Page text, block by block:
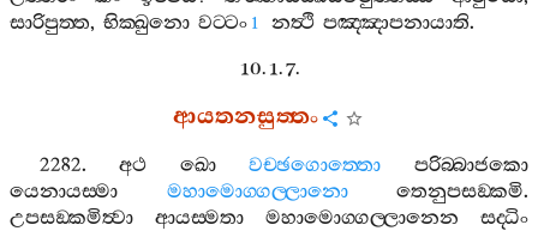
සාරිපුත‍්ත, භික‍්ඛුනො වට‍්ටං 1 නත්‍ථි පඤ‍්ඤාපනායාති.
10. 1. 7.
ආයතනසුත‍්තං
2282.අථ ඛො වච‍්ඡගොත‍්තො
පරිබ‍්බාජකො
යෙනායස‍්මා
මහාමොග‍්ගල‍්ලානො තෙනුපසඞ‍්කමි.
උපසඞ‍්කමිත්‍වා
ආයස‍්මතා මහාමොග‍්ගල‍්ලානෙන
සද‍්ධිං